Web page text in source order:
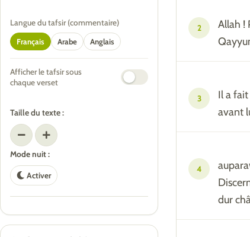
Langue du tafsir (commentaire)
Français
Arabe Anglais
Afficher le tafsir sous
chaque verset
Taille du texte :
Mode nuit :
Activer
2
Allah !
3
Il a
avant
4
dur